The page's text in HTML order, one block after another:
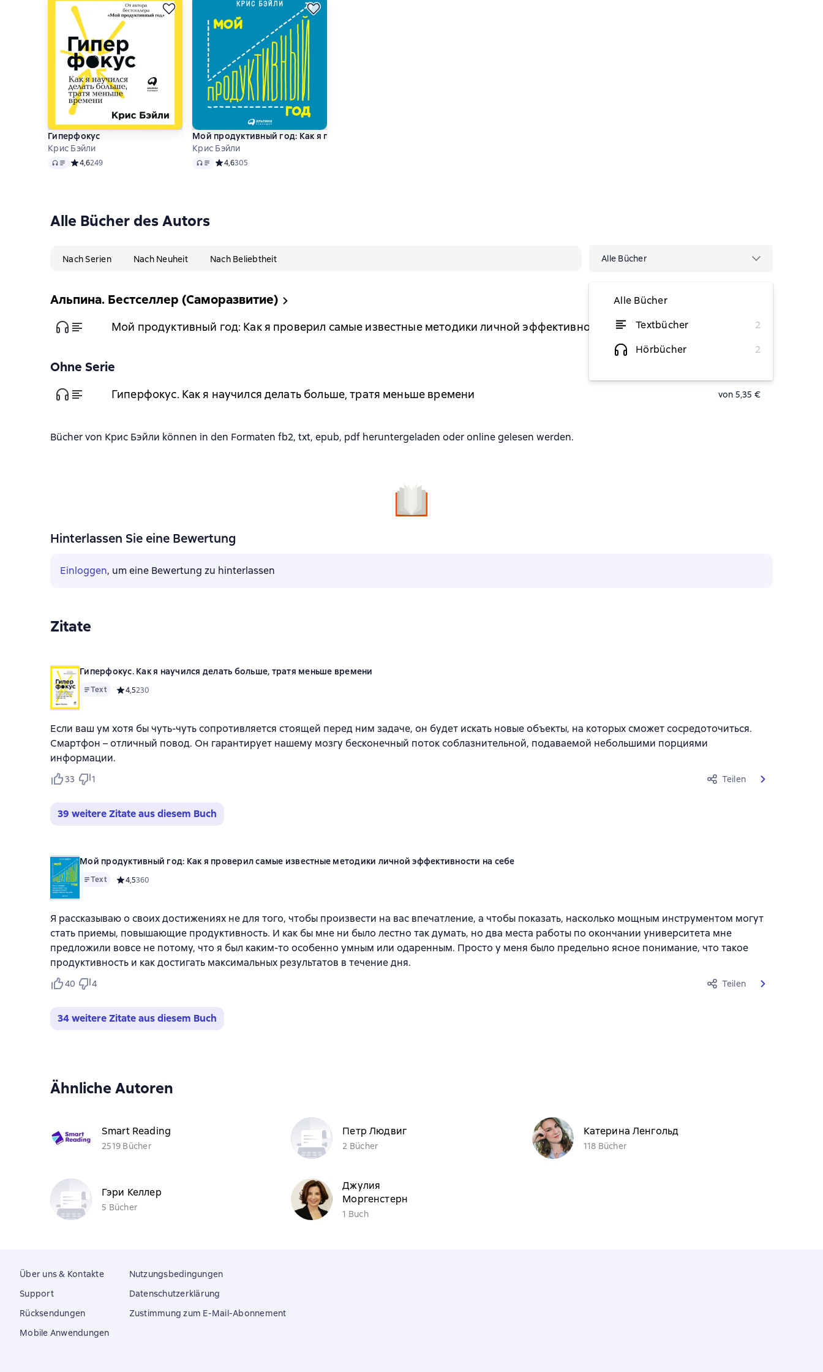
Гиперфокус
Крис Бэйли
Audio Средний рейтинг 4,6 на основе 249 оценок
4,6249
Мой продуктивный год: Как я проверил самые известные методики личной эффективности на себе
Крис Бэйли
Audio Средний рейтинг 4,6 на основе 305 оценок
4,6305
Alle Bücher des Autors
Nach Serien Nach Neuheit Nach Beliebtheit Alle Bücher
Alle Bücher
Textbücher
2
Hörbücher
2
Альпина. Бестселлер (Саморазвитие)
Мой продуктивный год: Как я проверил самые известные методики личной эффективности на себе von 5,35 €
Ohne Serie
Гиперфокус. Как я научился делать больше, тратя меньше времени von 5,35 €
Bücher von Крис Бэйли können in den Formaten fb2, txt, epub, pdf heruntergeladen oder online gelesen werden.
Hinterlassen Sie eine Bewertung
Einloggen, um eine Bewertung zu hinterlassen
Zitate
Гиперфокус. Как я научился делать больше, тратя меньше времени
Text Средний рейтинг 4,5 на основе 230 оценок
4,5230
Если ваш ум хотя бы чуть-чуть сопротивляется стоящей перед ним задаче, он будет искать новые объекты, на которых сможет сосредоточиться.
Смартфон – отличный повод. Он гарантирует нашему мозгу бесконечный поток соблазнительной, подаваемой небольшими порциями
информации.
33 1 Teilen
39 weitere Zitate aus diesem Buch
Мой продуктивный год: Как я проверил самые известные методики личной эффективности на себе
Text Средний рейтинг 4,5 на основе 360 оценок
4,5360
Я рассказываю о своих достижениях не для того, чтобы произвести на вас впечатление, а чтобы показать, насколько мощным инструментом могут
стать приемы, повышающие продуктивность. И как бы мне ни было лестно так думать, но два места работы по окончании университета мне
предложили вовсе не потому, что я был каким-то особенно умным или одаренным. Просто у меня было предельно ясное понимание, что такое
продуктивность и как достигать максимальных результатов в течение дня.
40 4 Teilen
34 weitere Zitate aus diesem Buch
Ähnliche Autoren
Smart Reading
2519 Bücher
Петр Людвиг
2 Bücher
Катерина Ленгольд
118 Bücher
Гэри Келлер
5 Bücher
Джулия
Моргенстерн
1 Buch
Über uns & Kontakte
Support
Rücksendungen
Mobile Anwendungen
Nutzungsbedingungen
Datenschutzerklärung
Zustimmung zum E-Mail-Abonnement